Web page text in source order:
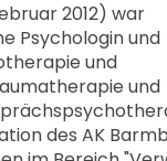
2012) war
Psychologin und
und
und
des AK